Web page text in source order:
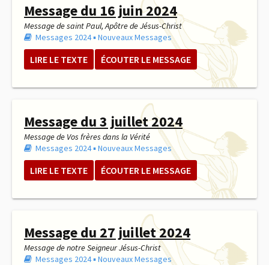
Message du 16 juin 2024
Message de saint Paul, Apôtre de Jésus-Christ
Messages 2024▪︎Nouveaux Messages
LIRE LE TEXTE ÉCOUTER LE MESSAGE
Message du 3 juillet 2024
Message de Vos frères dans la Vérité
Messages 2024▪︎Nouveaux Messages
LIRE LE TEXTE ÉCOUTER LE MESSAGE
Message du 27 juillet 2024
Message de notre Seigneur Jésus-Christ
Messages 2024▪︎Nouveaux Messages